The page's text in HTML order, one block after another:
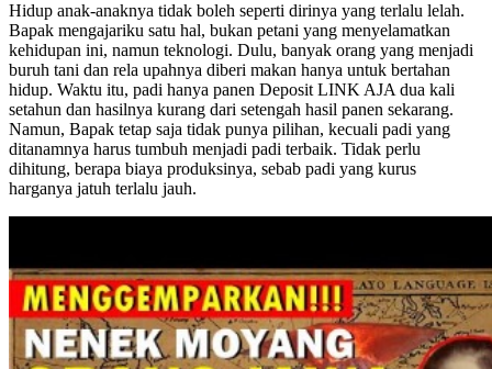
Hidup anak-anaknya tidak boleh seperti dirinya yang terlalu lelah.
Bapak mengajariku satu hal, bukan petani yang menyelamatkan
kehidupan ini, namun teknologi. Dulu, banyak orang yang menjadi
buruh tani dan rela upahnya diberi makan hanya untuk bertahan
hidup. Waktu itu, padi hanya panen Deposit LINK AJA dua kali
setahun dan hasilnya kurang dari setengah hasil panen sekarang.
Namun, Bapak tetap saja tidak punya pilihan, kecuali padi yang
ditanamnya harus tumbuh menjadi padi terbaik. Tidak perlu
dihitung, berapa biaya produksinya, sebab padi yang kurus
harganya jatuh terlalu jauh.